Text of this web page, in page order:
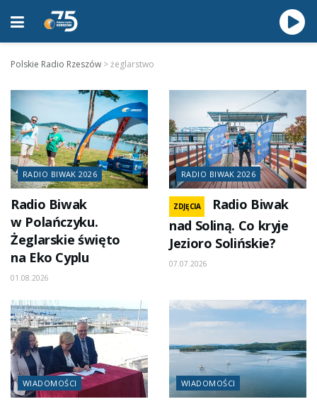
Polskie Radio Rzeszów >żeglarstwo
RADIO BIWAK 2026
Radio Biwak
w Polańczyku.
Żeglarskie święto
na Eko Cyplu
01.08.2026
RADIO BIWAK 2026
ZDJĘCIA
Radio Biwak
nad Soliną. Co kryje
Jezioro Solińskie?
07.07.2026
WIADOMOŚCI WIADOMOŚCI